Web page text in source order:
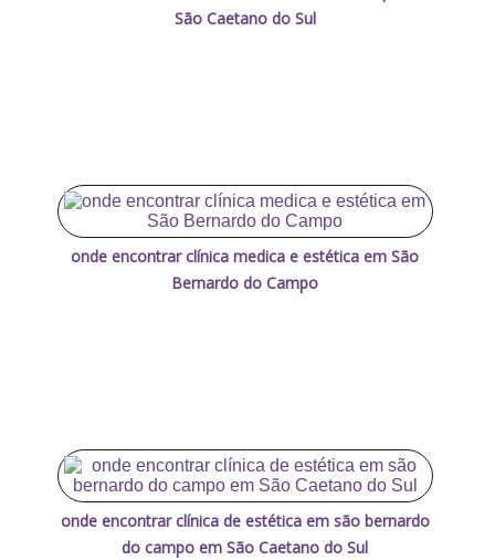
São Caetano do Sul
onde encontrar clínica medica e estética em São
Bernardo do Campo
onde encontrar clínica de estética em são bernardo
do campo em São Caetano do Sul